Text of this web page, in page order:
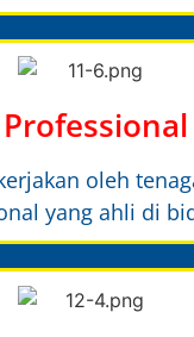
Professional
oleh
yang ahli di